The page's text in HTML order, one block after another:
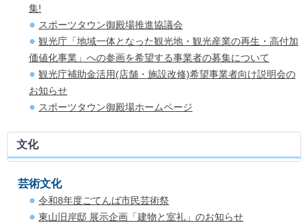
集!
スポーツタウン御殿場推進協議会
観光庁「地域一体となった観光地・観光産業の再生・高付加
価値化事業」への参画を希望する事業者の募集について
観光庁補助金活用(店舗・施設改修)希望事業者向け説明会の
お知らせ
スポーツタウン御殿場ホームページ
文化
芸術文化
令和8年度ごてんば市民芸術祭
東山旧岸邸 展示企画「建物と室礼」のお知らせ